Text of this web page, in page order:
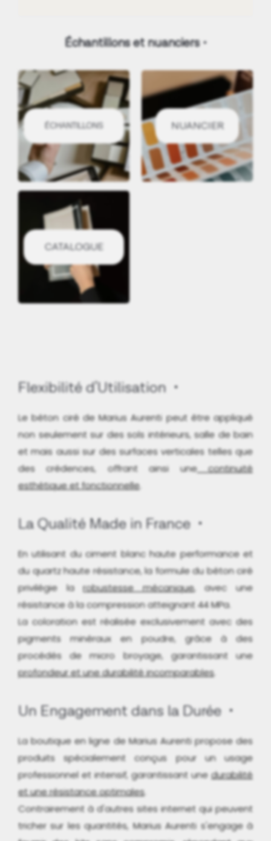
Échantillons et nuanciers
ÉCHANTILLONS NUANCIER
CATALOGUE
Flexibilité d'Utilisation
Le béton ciré de Marius Aurenti peut être appliqué
non seulement sur des sols intérieurs, salle de bain
et mais aussi sur des surfaces verticales telles que
des crédences, offrant ainsi unecontinuité
esthétique et fonctionnelle.
La Qualité Made in France
En utilisant du ciment blanc haute performance et
du quartz haute résistance, la formule du béton ciré
privilégie larobustesse mécanique, avec une
résistance à la compression atteignant 44 MPa.
La coloration est réalisée exclusivement avec des
pigments minéraux en poudre, grâce à des
procédés de micro broyage, garantissant une
profondeur et une durabilité incomparables.
Un Engagement dans la Durée
La boutique en ligne de Marius Aurenti propose des
produits spécialement conçus pour un usage
professionnel et intensif, garantissant unedurabilité
et une résistance optimales.
Contrairement à d'autres sites internet qui peuvent
tricher sur les quantités, Marius Aurenti s'engage à